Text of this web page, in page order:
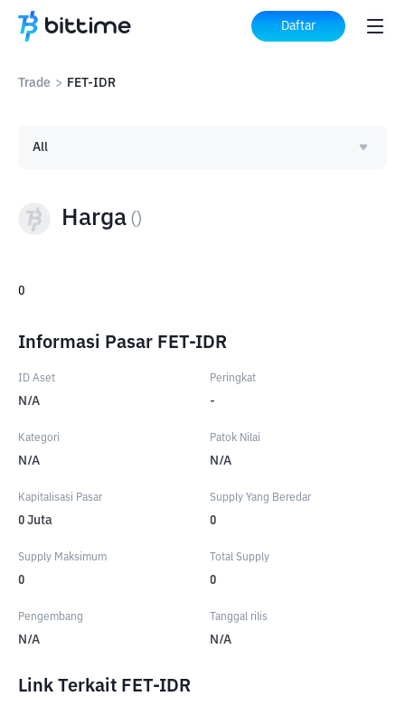
Daftar
Trade > FET-IDR
Harga ( )
All
0
Informasi Pasar FET-IDR
ID Aset
N/A
Peringkat
-
Kategori
N/A
Patok Nilai
N/A
Kapitalisasi Pasar
0 Juta
Supply Yang Beredar
0
Supply Maksimum
0
Total Supply
0
Pengembang
N/A
Tanggal rilis
N/A
Link Terkait FET-IDR